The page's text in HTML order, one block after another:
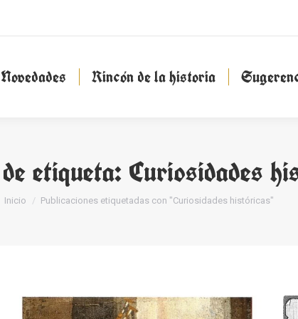
Novedades Rincón de la historia
etiqueta: Curiosidades
Estás aquí:
Inicio Publicaciones etiquetadas con "Curiosidades históricas"
Novedades Rincón de la historia